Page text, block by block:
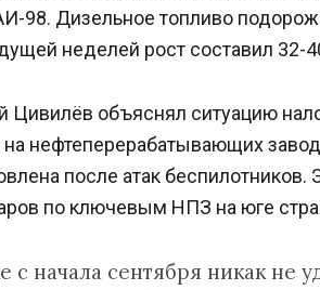
98. Дизельное топливо
неделей рост составил 32-
Цивилёв объяснял ситуацию
нефтеперерабатывающих
после атак
по ключевым НПЗ на юге
с начала сентября никак не